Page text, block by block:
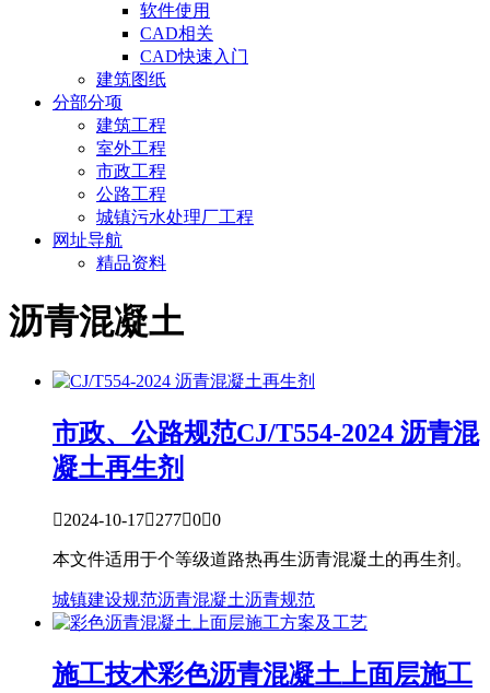
软件使用
CAD相关
CAD快速入门
建筑图纸
分部分项
建筑工程
室外工程
市政工程
公路工程
城镇污水处理厂工程
网址导航
精品资料
沥青混凝土
市政、公路规范CJ/T554-2024 沥青混
凝土再生剂
2024-10-1727700
本文件适用于个等级道路热再生沥青混凝土的再生剂。
城镇建设规范沥青混凝土沥青规范
施工技术彩色沥青混凝土上面层施工